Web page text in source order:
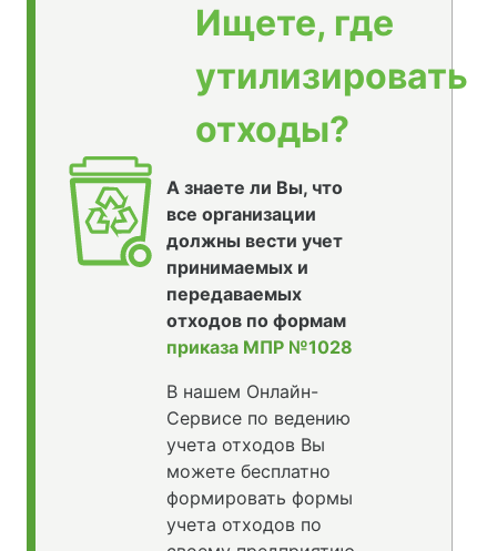
Ищете, где
утилизировать
отходы?
А знаете ли Вы, что
все организации
должны вести учет
принимаемых и
передаваемых
отходов по формам
приказа МПР №1028
В нашем Онлайн-
Сервисе по ведению
учета отходов Вы
можете бесплатно
формировать формы
учета отходов по